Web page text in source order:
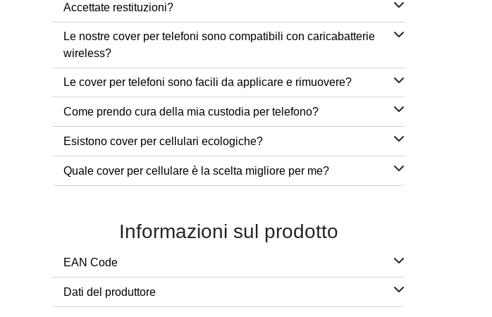
Accettate restituzioni?
Le nostre cover per telefoni sono compatibili con caricabatterie
wireless?
Le cover per telefoni sono facili da applicare e rimuovere?
Come prendo cura della mia custodia per telefono?
Esistono cover per cellulari ecologiche?
Quale cover per cellulare è la scelta migliore per me?
Informazioni sul prodotto
EAN Code
Dati del produttore